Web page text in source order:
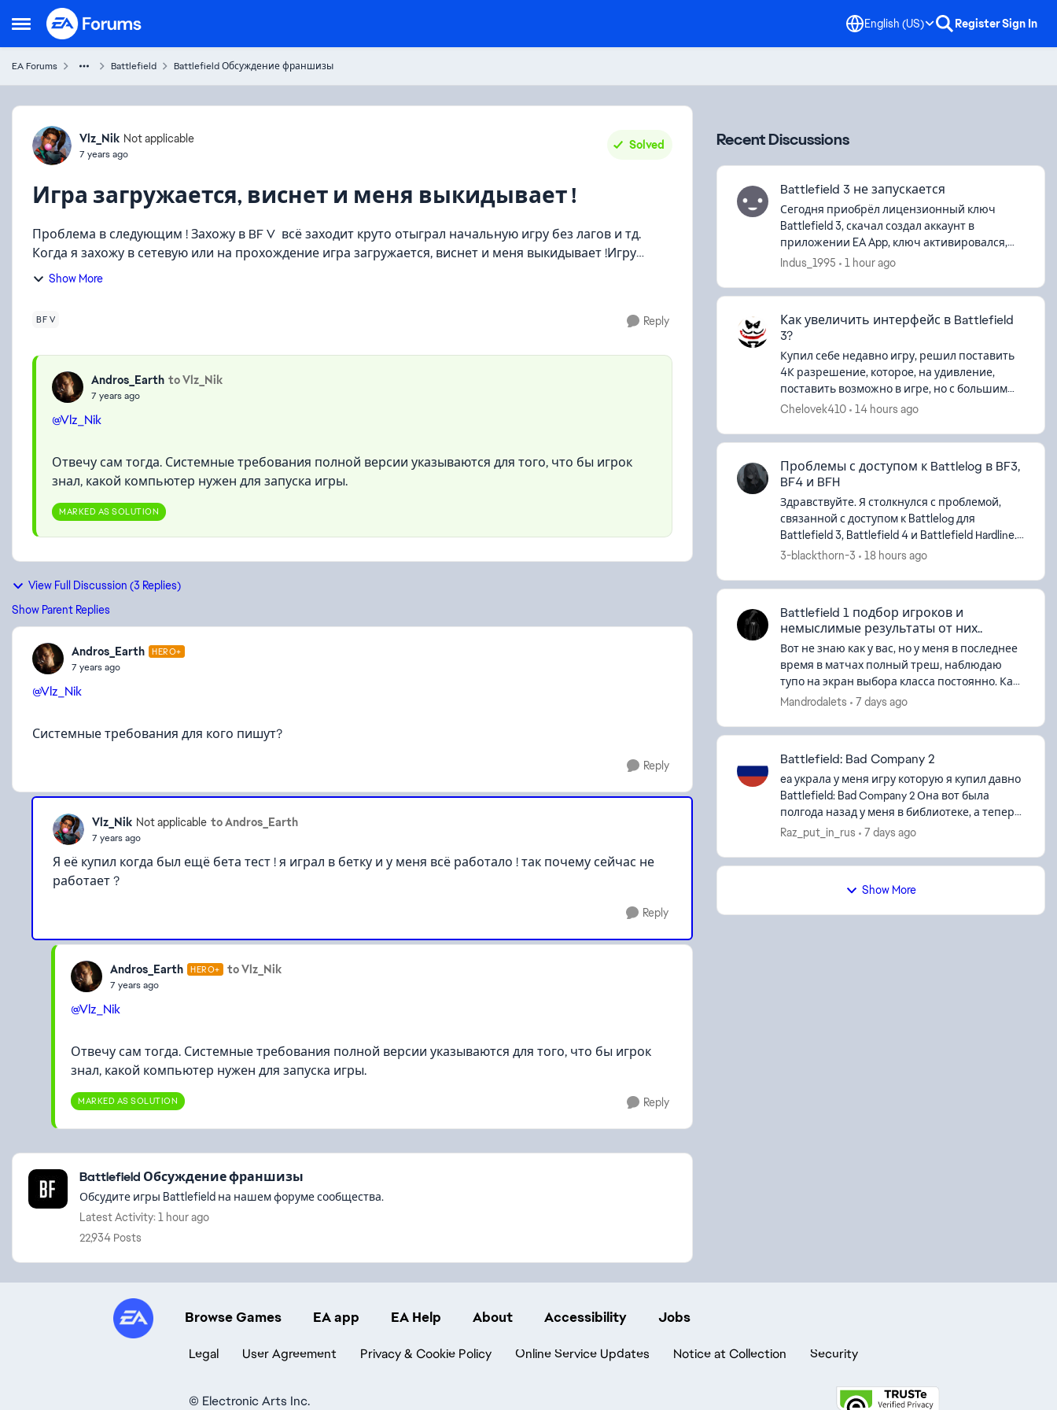
Open Side Menu
Skip to content English (US) RegisterSign In
EA Forums Battlefield Battlefield Обсуждение франшизы
Forum Discussion
Vlz_Nik Not applicable
7 years ago
Solved
Игра загружается, виснет и меня выкидывает !
Проблема в следующим ! Захожу в BF V всё заходит круто отыграл начальную игру без лагов и тд.
Когда я захожу в сетевую или на прохождение игра загружается, виснет и меня выкидывает !Игру
переустанав...
Show More
BF V Reply
Andros_Earth to Vlz_Nik
7 years ago
@Vlz_Nik
Отвечу сам тогда. Системные требования полной версии указываются для того, что бы игрок
знал, какой компьютер нужен для запуска игры.
MARKED AS SOLUTION
View Full Discussion (3 Replies)
Show Parent Replies
Andros_Earth HERO+
7 years ago
@Vlz_Nik
Системные требования для кого пишут?
Reply
Vlz_Nik Not applicable to Andros_Earth
7 years ago
Я её купил когда был ещё бета тест ! я играл в бетку и у меня всё работало ! так почему сейчас не
работает ?
Reply
Andros_Earth HERO+ to Vlz_Nik
7 years ago
@Vlz_Nik
Отвечу сам тогда. Системные требования полной версии указываются для того, что бы игрок
знал, какой компьютер нужен для запуска игры.
MARKED AS SOLUTION Reply
Featured Places
Battlefield Обсуждение франшизы
Обсудите игры Battlefield на нашем форуме сообщества.
Latest Activity: 1 hour ago
22,934 Posts
Recent Discussions
Battlefield 3 не запускается
Сегодня приобрёл лицензионный ключ
Battlefield 3, скачал создал аккаунт в
приложении EA App, ключ активировался,
игра скачалась, всё было хорошо до момента
Indus_1995 1 hour ago
Как увеличить интерфейс в Battlefield
3?
Купил себе недавно игру, решил поставить
4К разрешение, которое, на удивление,
поставить возможно в игре, но с большим
минусом-интерфейс становится мелким, из-
Chelovek410 14 hours ago
Проблемы с доступом к Battlelog в BF3,
BF4 и BFH
Здравствуйте. Я столкнулся с проблемой,
связанной с доступом к Battlelog для
Battlefield 3, Battlefield 4 и Battlefield Hardline.
На данный момент не могу войти ни на один
3-blackthorn-3 18 hours ago
Battlefield 1 подбор игроков и
немыслимые результаты от них..
Вот не знаю как у вас, но у меня в последнее
время в матчах полный треш, наблюдаю
тупо на экран выбора класса постоянно. Как
только респаун сразу тут же прилетает в
MandrodaIets 7 days ago
Battlefield: Bad Company 2
ea украла у меня игру которую я купил давно
Battlefield: Bad Company 2 Она вот была
полгода назад у меня в библиотеке, а теперь
ещё battlefield 3 украла Требует ввести ключ
Raz_put_in_rus 7 days ago
Show More
Browse Games EA app EA Help About Accessibility Jobs
Legal User Agreement Privacy & Cookie Policy Online Service Updates Notice at Collection Security
© Electronic Arts Inc.